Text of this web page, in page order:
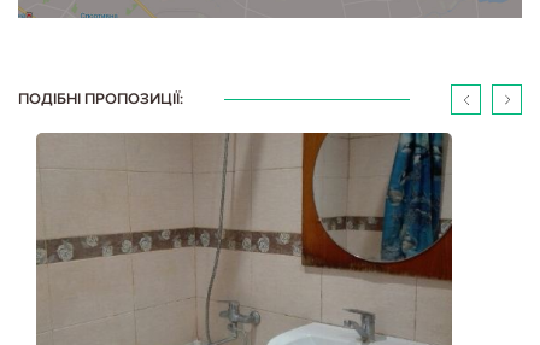
ПОДІБНІ ПРОПОЗИЦІЇ: